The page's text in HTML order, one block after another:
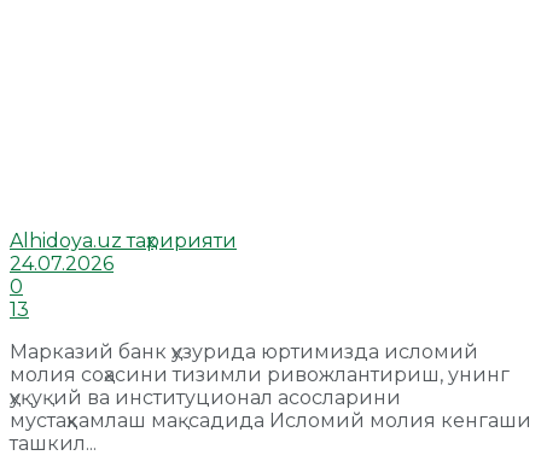
Alhidoya.uz таҳририяти
24.07.2026
0
13
Марказий банк ҳузурида юртимизда исломий
молия соҳасини тизимли ривожлантириш, унинг
ҳуқуқий ва институционал асосларини
мустаҳкамлаш мақсадида Исломий молия кенгаши
ташкил...